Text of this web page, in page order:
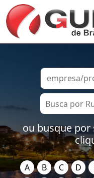
ou busque por
A B C D